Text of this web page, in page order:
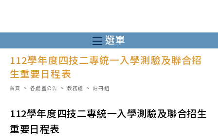
至
主
選單
112學年度四技二專統一入學測驗及聯合招
生重要日程表
首頁 > 各處室公告 > 教務處 > 註冊組
112學年度四技二專統一入學測驗及聯合招生
重要日程表